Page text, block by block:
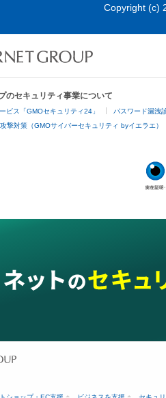
Copyright (c)
のセキュリティ事業について
ビス「GMOセキュリティ24」 パスワード漏洩
撃対策（GMOサイバーセキュリティ byイエラエ）